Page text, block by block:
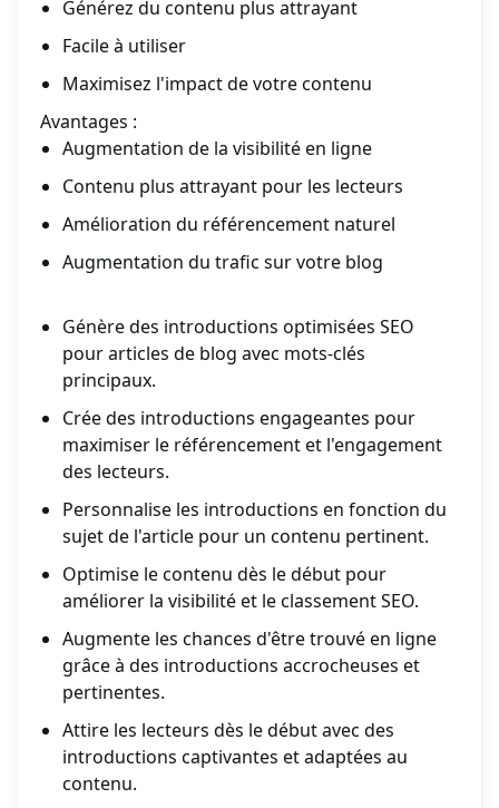
Générez du contenu plus attrayant
Facile à utiliser
Maximisez l'impact de votre contenu
Avantages :
Augmentation de la visibilité en ligne
Contenu plus attrayant pour les lecteurs
Amélioration du référencement naturel
Augmentation du trafic sur votre blog
Génère des introductions optimisées SEO
pour articles de blog avec mots-clés
principaux.
Crée des introductions engageantes pour
maximiser le référencement et l'engagement
des lecteurs.
Personnalise les introductions en fonction du
sujet de l'article pour un contenu pertinent.
Optimise le contenu dès le début pour
améliorer la visibilité et le classement SEO.
Augmente les chances d'être trouvé en ligne
grâce à des introductions accrocheuses et
pertinentes.
Attire les lecteurs dès le début avec des
introductions captivantes et adaptées au
contenu.